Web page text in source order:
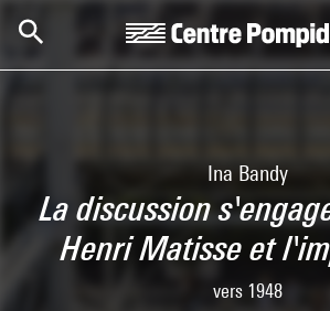
Ina Bandy
La discussion
Henri Matisse et
vers 1948